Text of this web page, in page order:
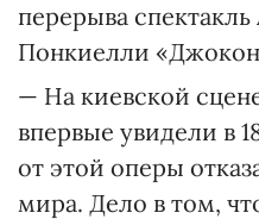
перерыва
Понкиелли
— На киевской
впервые увидели в
от этой оперы
мира. Дело в том,